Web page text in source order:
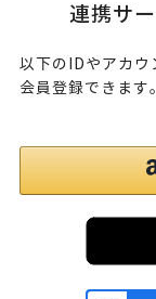
連携サ
以下のIDやアカウ
会員登録できます。